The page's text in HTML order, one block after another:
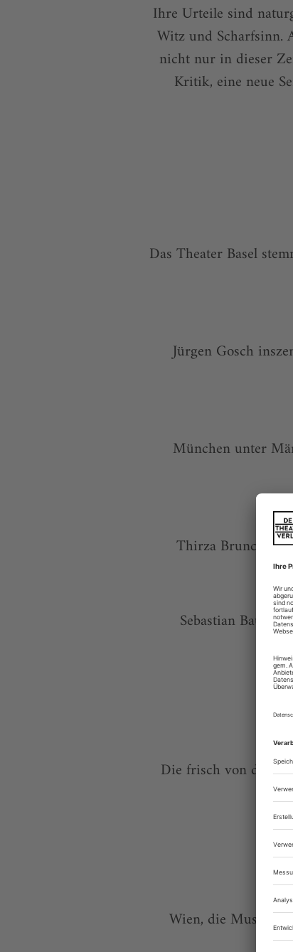
Ihre Urteile sind
Witz und Scharfsinn.
nicht nur in dieser
Kritik, eine neue
Das Theater Basel
Jürgen Gosch
München unter
Thirza Bruncken
Sebastian
Die frisch von der
Wien, die Musik,